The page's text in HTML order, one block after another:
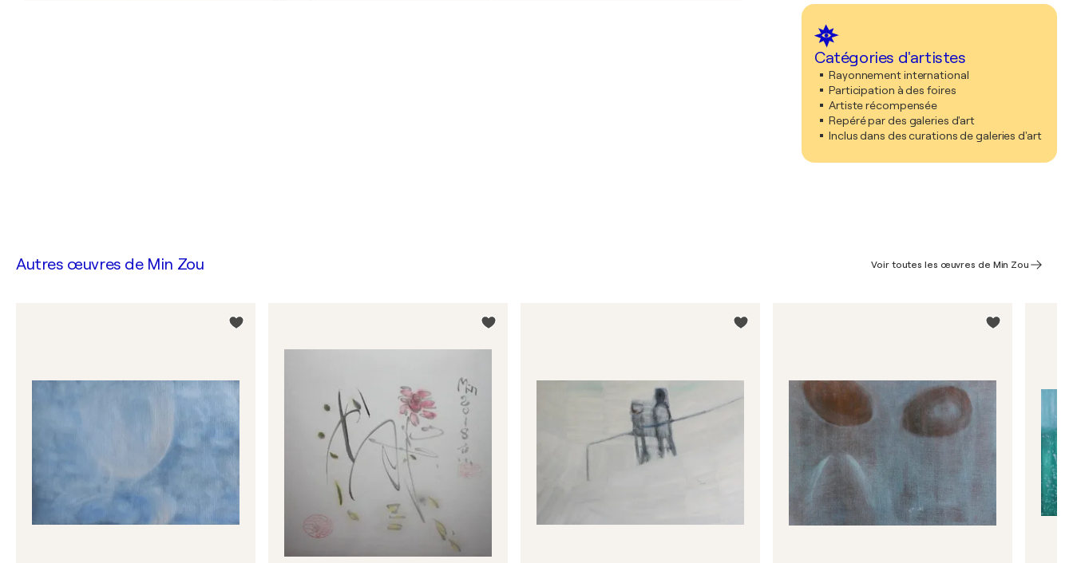
Catégories d'artistes
Rayonnement international
Participation à des foires
Artiste récompensée
Repéré par des galeries d'art
Inclus dans des curations de galeries d'art
Autres œuvres de Min Zou Voir toutes les œuvres de Min Zou